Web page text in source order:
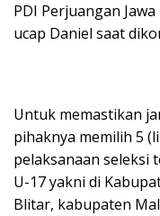
PDI Perjuangan
ucap Daniel saat
Untuk memastikan
pihaknya memilih 5
pelaksanaan seleksi
U-17 yakni di
Blitar, kabupaten